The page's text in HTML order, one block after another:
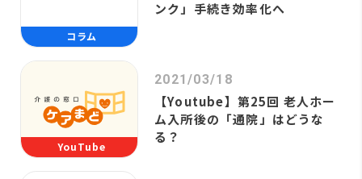
コラム
ンク」手続き効率化へ
YouTube
2021/03/18
【Youtube】第25回 老人ホー
ム入所後の「通院」はどうな
る？